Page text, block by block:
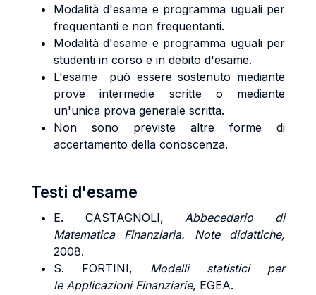
Modalità d'esame e programma uguali per
frequentanti e non frequentanti.
Modalità d'esame e programma uguali per
studenti in corso e in debito d'esame.
L'esame può essere sostenuto mediante
prove intermedie scritte o mediante
un'unica prova generale scritta.
Non sono previste altre forme di
accertamento della conoscenza.
Testi d'esame
E. CASTAGNOLI,Abbecedario di
Matematica Finanziaria. Note didattiche,
2008.
S. FORTINI, Modelli statistici per
le Applicazioni Finanziarie, EGEA.